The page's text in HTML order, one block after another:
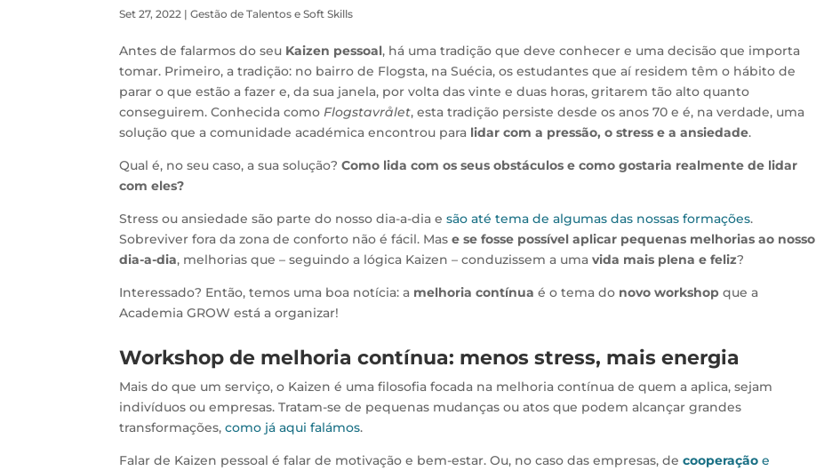
Set 27, 2022 |Gestão de Talentos e Soft Skills
Antes de falarmos do seu Kaizen pessoal, há uma tradição que deve conhecer e uma decisão que importa
tomar. Primeiro, a tradição: no bairro de Flogsta, na Suécia, os estudantes que aí residem têm o hábito de
parar o que estão a fazer e, da sua janela, por volta das vinte e duas horas, gritarem tão alto quanto
conseguirem. Conhecida comoFlogstavrålet, esta tradição persiste desde os anos 70 e é, na verdade, uma
solução que a comunidade académica encontrou para lidar com a pressão, o stress e a ansiedade.
Qual é, no seu caso, a sua solução?Como lida com os seus obstáculos e como gostaria realmente de lidar
com eles?
Stress ou ansiedade são parte do nosso dia-a-dia esão até tema de algumas das nossas formações.
Sobreviver fora da zona de conforto não é fácil. Mase se fosse possível aplicar pequenas melhorias ao nosso
dia-a-dia, melhorias que – seguindo a lógica Kaizen – conduzissem a umavida mais plena e feliz?
Interessado? Então, temos uma boa notícia: a melhoria contínua é o tema do novo workshop que a
Academia GROW está a organizar!
Workshop de melhoria contínua: menos stress, mais energia
Mais do que um serviço, o Kaizen é uma filosofia focada na melhoria contínua de quem a aplica, sejam
indivíduos ou empresas. Tratam-se de pequenas mudanças ou atos que podem alcançar grandes
transformações,como já aqui falámos.
Falar de Kaizen pessoal é falar de motivação e bem-estar. Ou, no caso das empresas, decooperação e